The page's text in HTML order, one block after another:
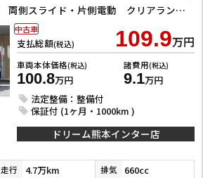
L ETC バックカメラ 両側スライド・片側電動 クリアランスソナー オートクルーズコントロール レーンアシスト 衝突被害軽減システム オートライト スマートキー アイドリングストップ 電動格納ミラー
支払総額(税込) 109.9万円
車両本体価格(税込)
100.8万円
諸費用(税込)
9.1万円
法定整備：整備付
保証付 (1ヶ月・1000km )
中古車
ドリーム熊本インター店
走行 4.7万km 排気 660cc